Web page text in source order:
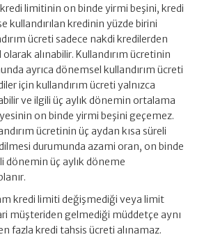
limitinin on binde yirmi beşini, kredi
kullandırılan kredinin yüzde birini
ücreti sadece nakdi kredilerden
alınabilir. Kullandırım ücretinin
ayrıca dönemsel kullandırım ücreti
için kullandırım ücreti yalnızca
ve ilgili üç aylık dönemin ortalama
on binde yirmi beşini geçemez.
ücretinin üç aydan kısa süreli
durumunda azami oran, on binde
dönemin üç aylık döneme
kredi limiti değişmediği veya limit
müşteriden gelmediği müddetçe aynı
fazla kredi tahsis ücreti alınamaz.